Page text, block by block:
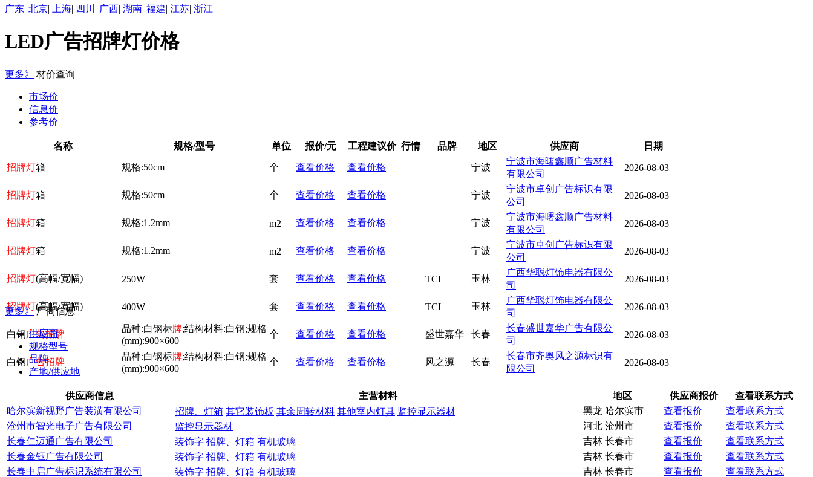
广东| 北京| 上海| 四川 | 广西| 湖南| 福建| 江苏| 浙江
LED广告招牌灯价格
更多》 材价查询
市场价
信息价
参考价
名称 规格/型号 单位 报价/元 工程建议价 行情 品牌 地区 供应商 日期
招牌灯箱 规格:50cm 个 查看价格 查看价格 宁波
宁波市海曙鑫顺广告材料
有限公司
2026-08-03
招牌灯箱 规格:50cm 个 查看价格 查看价格 宁波
宁波市卓创广告标识有限
公司
2026-08-03
招牌灯箱 规格:1.2mm m2 查看价格 查看价格 宁波
宁波市海曙鑫顺广告材料
有限公司
2026-08-03
招牌灯箱 规格:1.2mm m2 查看价格 查看价格 宁波
宁波市卓创广告标识有限
公司
2026-08-03
招牌灯(高幅/宽幅) 250W 套 查看价格 查看价格 TCL 玉林
广西华聪灯饰电器有限公
司
2026-08-03
招牌灯(高幅/宽幅) 400W 套 查看价格 查看价格 TCL 玉林
广西华聪灯饰电器有限公
司
2026-08-03
白钢广告招牌
品种:白钢标牌;结构材料:白钢;规格
(mm):900×600
个 查看价格 查看价格 盛世嘉华 长春
长春盛世嘉华广告有限公
司
2026-08-03
白钢广告招牌
品种:白钢标牌;结构材料:白钢;规格
(mm):900×600
个 查看价格 查看价格 风之源 长春
长春市齐奥风之源标识有
限公司
2026-08-03
更多》 厂商信息
供应商
规格型号
品牌
产地/供应地
供应商信息 主营材料 地区 供应商报价
查看联系方式
哈尔滨新视野广告装潢有限公司
招牌、灯箱 其它装饰板 其余周转材料 其他室内灯具 监控显示器材 黑龙 哈尔滨市 查看报价
查看联系方式
沧州市智光电子广告有限公司
监控显示器材 河北 沧州市 查看报价
查看联系方式
长春仁迈通广告有限公司
装饰字 招牌、灯箱 有机玻璃 吉林 长春市 查看报价
查看联系方式
长春金钰广告有限公司
装饰字 招牌、灯箱 有机玻璃 吉林 长春市 查看报价
查看联系方式
长春中启广告标识系统有限公司
装饰字 招牌、灯箱 有机玻璃 吉林 长春市 查看报价
查看联系方式